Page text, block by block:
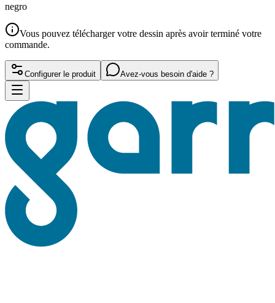
negro
Vous pouvez télécharger votre dessin après avoir terminé votre
commande.
Configurer le produit Avez-vous besoin d'aide ?